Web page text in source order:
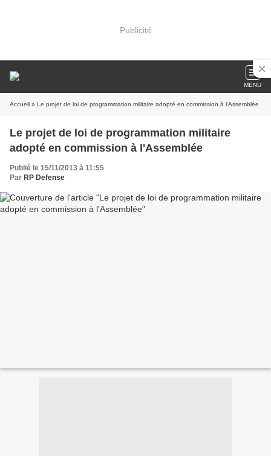
Publicité
MENU
Accueil » Le projet de loi de programmation militaire adopté en commission à l'Assemblée
Le projet de loi de programmation militaire
adopté en commission à l'Assemblée
Publié le 15/11/2013 à 11:55
Par RP Defense